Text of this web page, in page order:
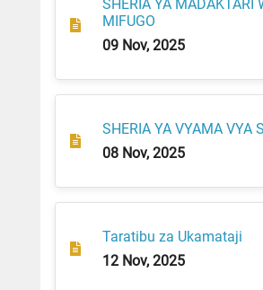
SHERIA YA MADAKTARI
MIFUGO
09 Nov, 2025
SHERIA YA VYAMA VYA
08 Nov, 2025
Taratibu za Ukamataji
12 Nov, 2025